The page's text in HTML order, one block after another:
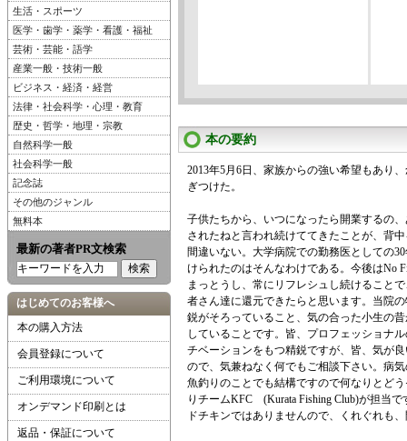
生活・スポーツ
医学・歯学・薬学・看護・福祉
芸術・芸能・語学
産業一般・技術一般
ビジネス・経済・経営
法律・社会科学・心理・教育
歴史・哲学・地理・宗教
自然科学一般
社会科学一般
記念誌
その他のジャンル
無料本
最新の著者PR文検索
はじめてのお客様へ
本の購入方法
会員登録について
ご利用環境について
オンデマンド印刷とは
返品・保証について
本の要約
2013年5月6日、家族からの強い希望もあり
ぎつけた。
子供たちから、いつになったら開業するの
されたねと言われ続けててきたことが、背
間違いない。大学病院での勤務医としての
けられたのはそんなわけである。今後はNo
まっとうし、常にリフレシュし続けること
者さん達に還元できたらと思います。当院
鋭がそろっていること、気の合った小生の
していることです。皆、プロフェッショナ
チベーションをもつ精鋭ですが、皆、気が
ので、気兼ねなく何でもご相談下さい。病
魚釣りのことでも結構ですので何なりとど
りチームKFC (Kurata Fishing Club)が担当
ドチキンではありませんので、くれぐれも